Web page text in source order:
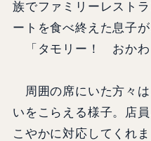
族でファミリーレスト
ートを食べ終えた息子
「タモリー！ おかわ
周囲の席にいた方々
いをこらえる様子。店
こやかに対応してくれ